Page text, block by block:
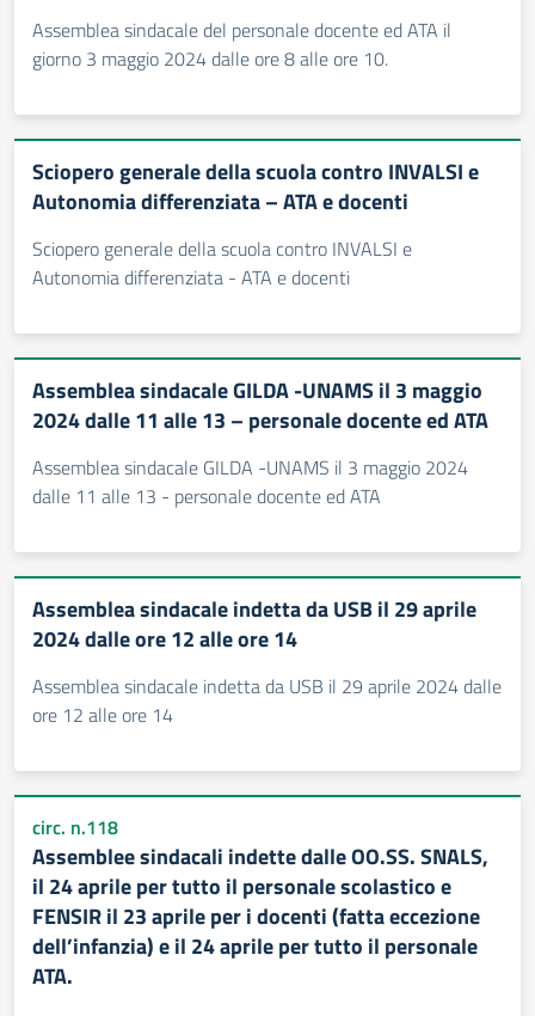
Assemblea sindacale del personale docente ed ATA il
giorno 3 maggio 2024 dalle ore 8 alle ore 10.
Sciopero generale della scuola contro INVALSI e
Autonomia differenziata – ATA e docenti
Sciopero generale della scuola contro INVALSI e
Autonomia differenziata - ATA e docenti
Assemblea sindacale GILDA -UNAMS il 3 maggio
2024 dalle 11 alle 13 – personale docente ed ATA
Assemblea sindacale GILDA -UNAMS il 3 maggio 2024
dalle 11 alle 13 - personale docente ed ATA
Assemblea sindacale indetta da USB il 29 aprile
2024 dalle ore 12 alle ore 14
Assemblea sindacale indetta da USB il 29 aprile 2024 dalle
ore 12 alle ore 14
circ. n.118
Assemblee sindacali indette dalle OO.SS. SNALS,
il 24 aprile per tutto il personale scolastico e
FENSIR il 23 aprile per i docenti (fatta eccezione
dell’infanzia) e il 24 aprile per tutto il personale
ATA.